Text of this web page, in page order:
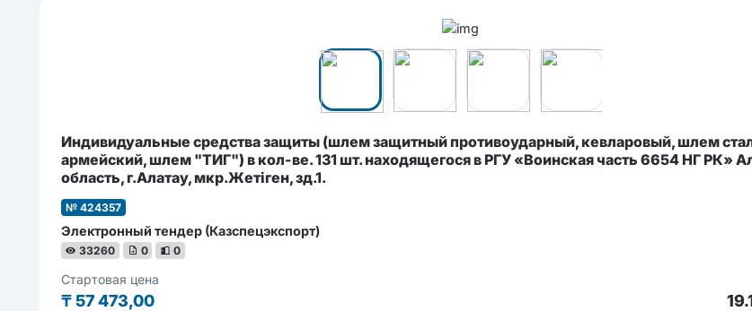
Индивидуальные средства защиты (шлем защитный противоударный, кевларовый, шлем
армейский, шлем "ТИГ") в кол-ве. 131 шт. находящегося в РГУ «Воинская часть 6654 НГ РК»
область, г.Алатау, мкр.Жетіген, зд.1.
№ 424357
Электронный тендер (Казспецэкспорт)
33260 0 0
Стартовая цена
₸57 473,00